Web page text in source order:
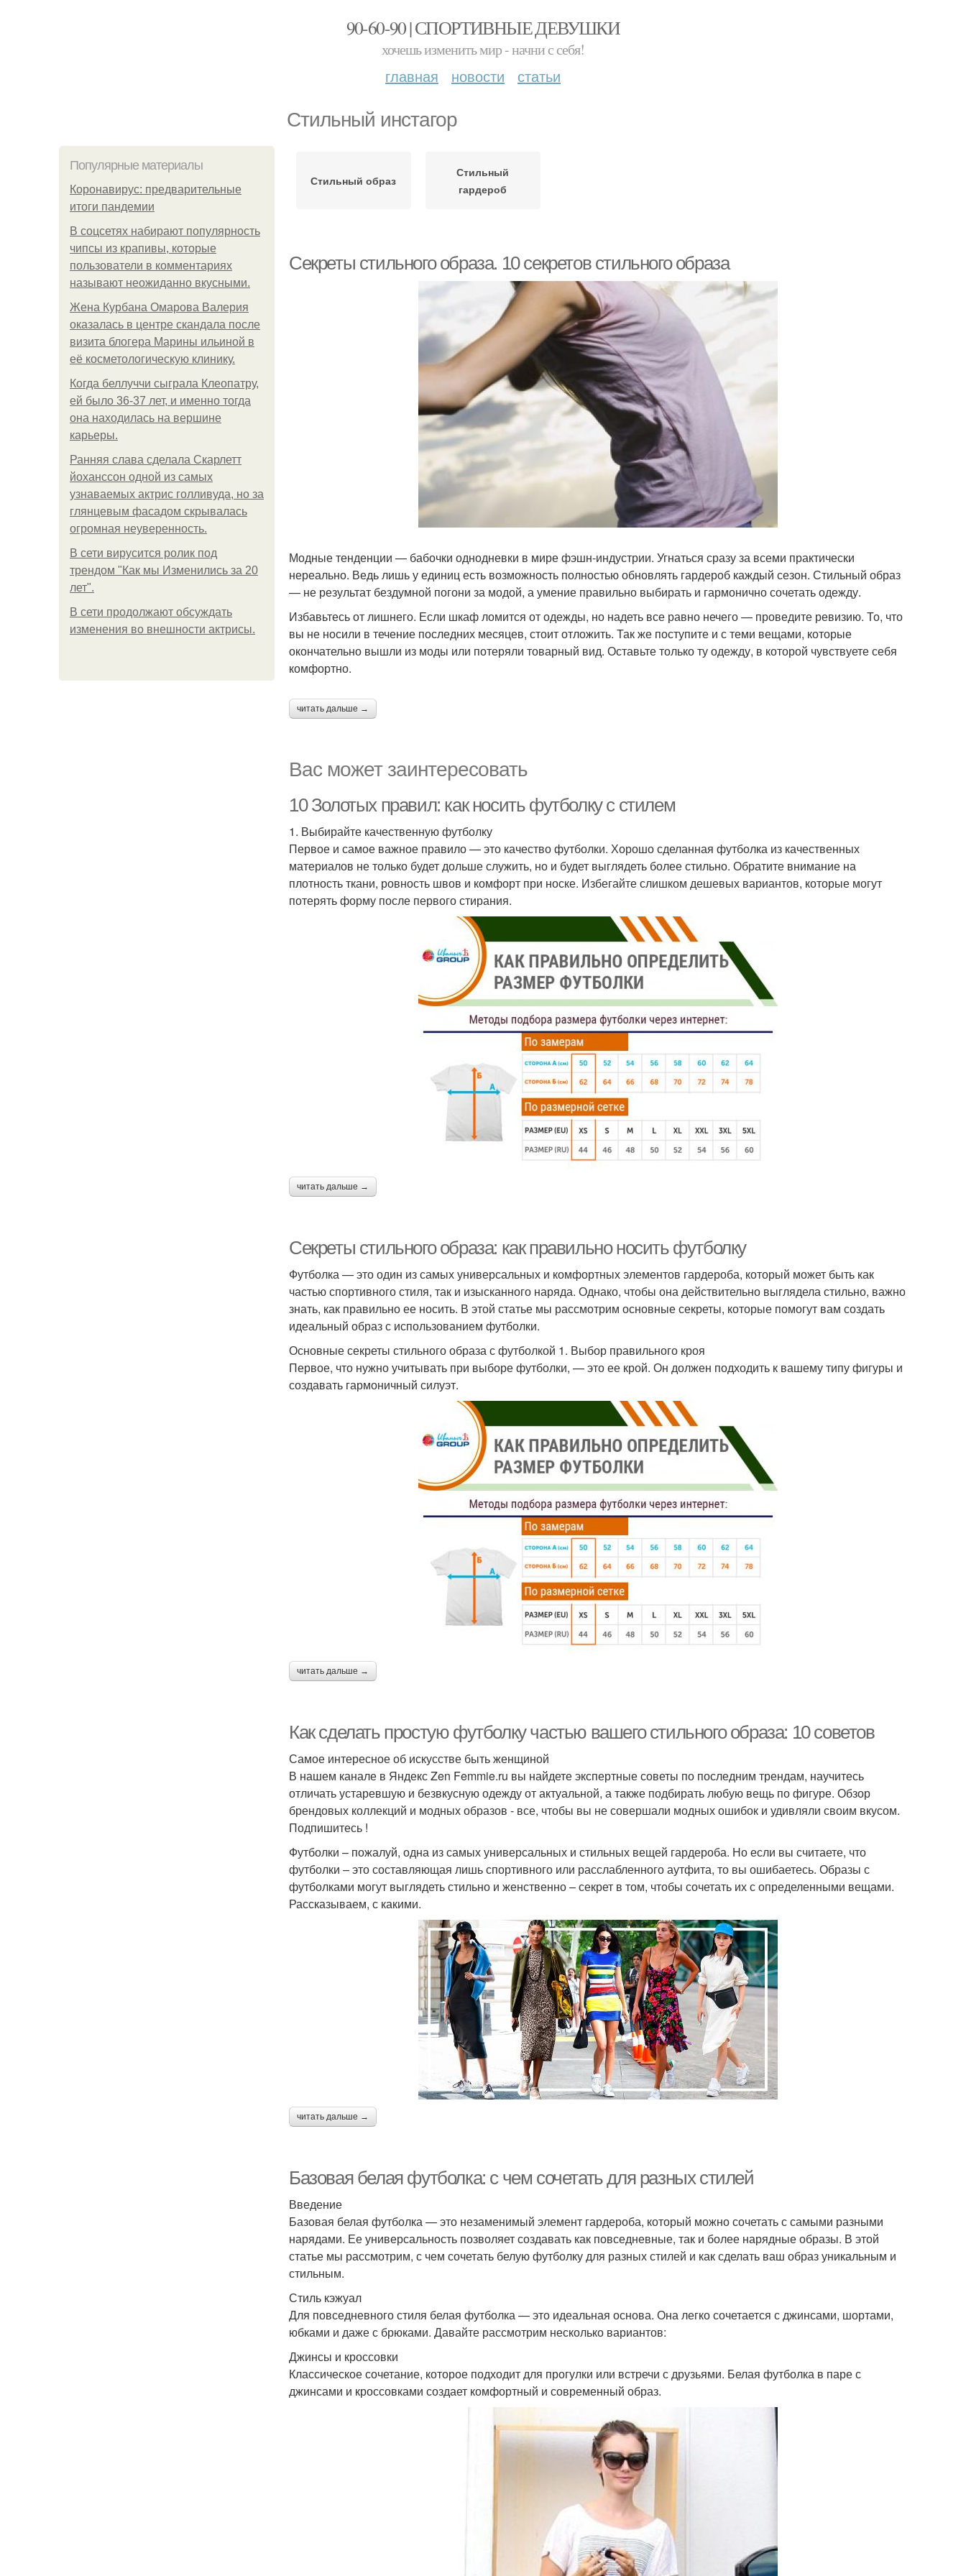
90-60-90 | СПОРТИВНЫЕ ДЕВУШКИ
хочешь изменить мир - начни с себя!
главная новости статьи
Стильный инстагор
Популярные материалы
Коронавирус: предварительные
итоги пандемии
В соцсетях набирают популярность
чипсы из крапивы, которые
пользователи в комментариях
называют неожиданно вкусными.
Жена Курбана Омарова Валерия
оказалась в центре скандала после
визита блогера Марины ильиной в
её косметологическую клинику.
Когда беллуччи сыграла Клеопатру,
ей было 36-37 лет, и именно тогда
она находилась на вершине
карьеры.
Ранняя слава сделала Скарлетт
йоханссон одной из самых
узнаваемых актрис голливуда, но за
глянцевым фасадом скрывалась
огромная неуверенность.
В сети вирусится ролик под
трендом "Как мы Изменились за 20
лет".
В сети продолжают обсуждать
изменения во внешности актрисы.
Стильный образ
Стильный
гардероб
Секреты стильного образа. 10 секретов стильного образа
Модные тенденции — бабочки однодневки в мире фэшн-индустрии. Угнаться сразу за всеми практически
нереально. Ведь лишь у единиц есть возможность полностью обновлять гардероб каждый сезон. Стильный образ
— не результат бездумной погони за модой, а умение правильно выбирать и гармонично сочетать одежду.
Избавьтесь от лишнего. Если шкаф ломится от одежды, но надеть все равно нечего — проведите ревизию. То, что
вы не носили в течение последних месяцев, стоит отложить. Так же поступите и с теми вещами, которые
окончательно вышли из моды или потеряли товарный вид. Оставьте только ту одежду, в которой чувствуете себя
комфортно.
читать дальше →
Вас может заинтересовать
10 Золотых правил: как носить футболку с стилем
1. Выбирайте качественную футболку
Первое и самое важное правило — это качество футболки. Хорошо сделанная футболка из качественных
материалов не только будет дольше служить, но и будет выглядеть более стильно. Обратите внимание на
плотность ткани, ровность швов и комфорт при носке. Избегайте слишком дешевых вариантов, которые могут
потерять форму после первого стирания.
читать дальше →
Секреты стильного образа: как правильно носить футболку
Футболка — это один из самых универсальных и комфортных элементов гардероба, который может быть как
частью спортивного стиля, так и изысканного наряда. Однако, чтобы она действительно выглядела стильно, важно
знать, как правильно ее носить. В этой статье мы рассмотрим основные секреты, которые помогут вам создать
идеальный образ с использованием футболки.
Основные секреты стильного образа с футболкой 1. Выбор правильного кроя
Первое, что нужно учитывать при выборе футболки, — это ее крой. Он должен подходить к вашему типу фигуры и
создавать гармоничный силуэт.
читать дальше →
Как сделать простую футболку частью вашего стильного образа: 10 советов
Самое интересное об искусстве быть женщиной
В нашем канале в Яндекс Zen Femmie.ru вы найдете экспертные советы по последним трендам, научитесь
отличать устаревшую и безвкусную одежду от актуальной, а также подбирать любую вещь по фигуре. Обзор
брендовых коллекций и модных образов - все, чтобы вы не совершали модных ошибок и удивляли своим вкусом.
Подпишитесь !
Футболки – пожалуй, одна из самых универсальных и стильных вещей гардероба. Но если вы считаете, что
футболки – это составляющая лишь спортивного или расслабленного аутфита, то вы ошибаетесь. Образы с
футболками могут выглядеть стильно и женственно – секрет в том, чтобы сочетать их с определенными вещами.
Рассказываем, с какими.
читать дальше →
Базовая белая футболка: с чем сочетать для разных стилей
Введение
Базовая белая футболка — это незаменимый элемент гардероба, который можно сочетать с самыми разными
нарядами. Ее универсальность позволяет создавать как повседневные, так и более нарядные образы. В этой
статье мы рассмотрим, с чем сочетать белую футболку для разных стилей и как сделать ваш образ уникальным и
стильным.
Стиль кэжуал
Для повседневного стиля белая футболка — это идеальная основа. Она легко сочетается с джинсами, шортами,
юбками и даже с брюками. Давайте рассмотрим несколько вариантов:
Джинсы и кроссовки
Классическое сочетание, которое подходит для прогулки или встречи с друзьями. Белая футболка в паре с
джинсами и кроссовками создает комфортный и современный образ.